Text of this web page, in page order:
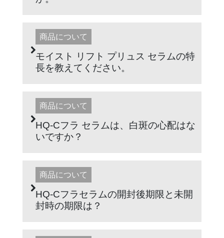
商品について
モイスト リフト プリュス セラムの特
長を教えてください。
商品について
HQ-Cフラ セラムは、白斑の心配はな
いですか？
商品について
HQ-Cフラセラムの開封後期限と未開
封時の期限は？